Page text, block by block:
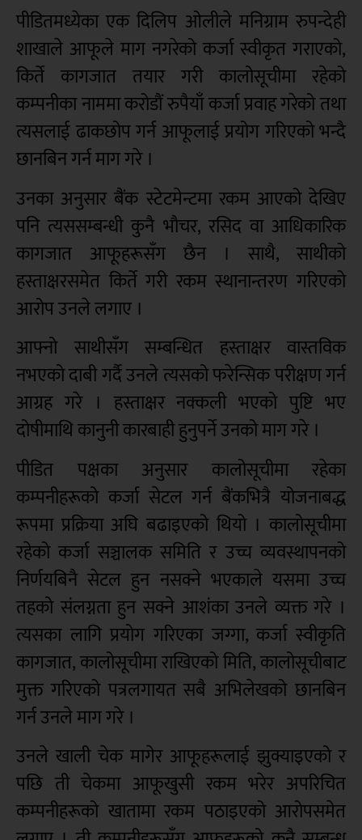
पीडितमध्येका एक दिलिप ओलीले मनिग्राम रुपन्देही
शाखाले आफूले माग नगरेको कर्जा स्वीकृत गराएको,
किर्ते कागजात तयार गरी कालोसूचीमा रहेको
कम्पनीका नाममा करोडौं रुपैयाँ कर्जा प्रवाह गरेको तथा
त्यसलाई ढाकछोप गर्न आफूलाई प्रयोग गरिएको भन्दै
छानबिन गर्न माग गरे ।
उनका अनुसार बैंक स्टेटमेन्टमा रकम आएको देखिए
पनि त्यससम्बन्धी कुनै भौचर, रसिद वा आधिकारिक
कागजात आफूहरूसँग छैन । साथै, साथीको
हस्ताक्षरसमेत किर्ते गरी रकम स्थानान्तरण गरिएको
आरोप उनले लगाए ।
आफ्नो साथीसँग सम्बन्धित हस्ताक्षर वास्तविक
नभएको दाबी गर्दै उनले त्यसको फरेन्सिक परीक्षण गर्न
आग्रह गरे । हस्ताक्षर नक्कली भएको पुष्टि भए
दोषीमाथि कानुनी कारबाही हुनुपर्ने उनको माग गरे ।
पीडित पक्षका अनुसार कालोसूचीमा रहेका
कम्पनीहरूको कर्जा सेटल गर्न बैंकभित्रै योजनाबद्ध
रूपमा प्रक्रिया अघि बढाइएको थियो । कालोसूचीमा
रहेको कर्जा सञ्चालक समिति र उच्च व्यवस्थापनको
निर्णयबिनै सेटल हुन नसक्ने भएकाले यसमा उच्च
तहको संलग्नता हुन सक्ने आशंका उनले व्यक्त गरे ।
त्यसका लागि प्रयोग गरिएका जग्गा, कर्जा स्वीकृति
कागजात, कालोसूचीमा राखिएको मिति, कालोसूचीबाट
मुक्त गरिएको पत्रलगायत सबै अभिलेखको छानबिन
गर्न उनले माग गरे ।
उनले खाली चेक मागेर आफूहरूलाई झुक्याइएको र
पछि ती चेकमा आफूखुसी रकम भरेर अपरिचित
कम्पनीहरूको खातामा रकम पठाइएको आरोपसमेत